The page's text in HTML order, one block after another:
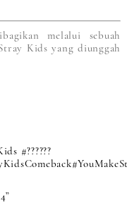
melalui sebuah
Kids yang diunggah
#??????